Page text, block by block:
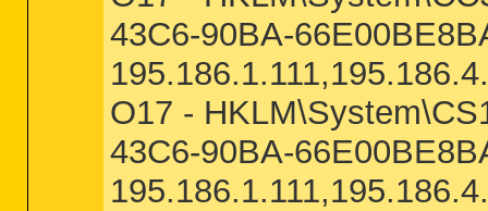
43C6-90BA-
O17 -
43C6-90BA-